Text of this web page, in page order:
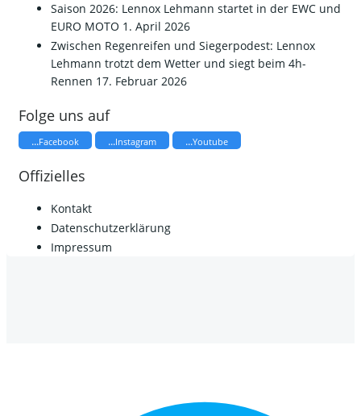
Saison 2026: Lennox Lehmann startet in der EWC und
EURO MOTO 1. April 2026
​Zwischen Regenreifen und Siegerpodest: Lennox
Lehmann trotzt dem Wetter und siegt beim 4h-
Rennen 17. Februar 2026
Folge uns auf
...Facebook ...Instagram ...Youtube
Offizielles
Kontakt
Datenschutzerklärung
Impressum